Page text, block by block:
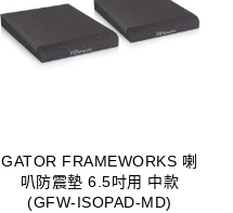
GATOR FRAMEWORKS 喇
叭防震墊 6.5吋用 中款
(GFW-ISOPAD-MD)